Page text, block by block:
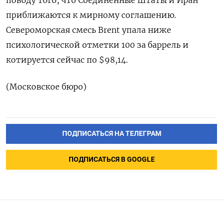
приближаются к мирному соглашению.
Североморская смесь Brent ‌упала ниже
психологической отметки 100 за баррель и
котируется сейчас по $98,14.
(Московское бюро)
ПОДПИСАТЬСЯ НА ТЕЛЕГРАМ
ПОДПИСАТЬСЯ В GOOGLE